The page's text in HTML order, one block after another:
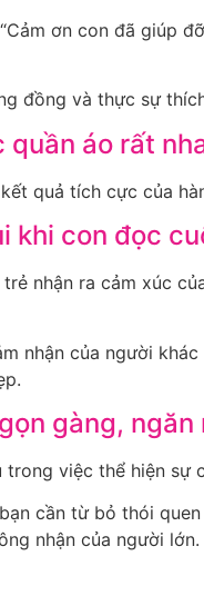
ơn con đã giúp
đồng và thực sự
quần áo rất
quả tích cực của
khi con đọc
nhận ra cảm xúc
nhận của người
gàng, ngăn
việc thể hiện sự
cần từ bỏ thói
nhận của người